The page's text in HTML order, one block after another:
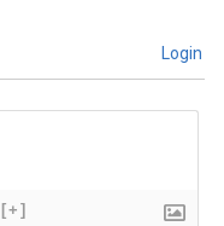
Login
[+]